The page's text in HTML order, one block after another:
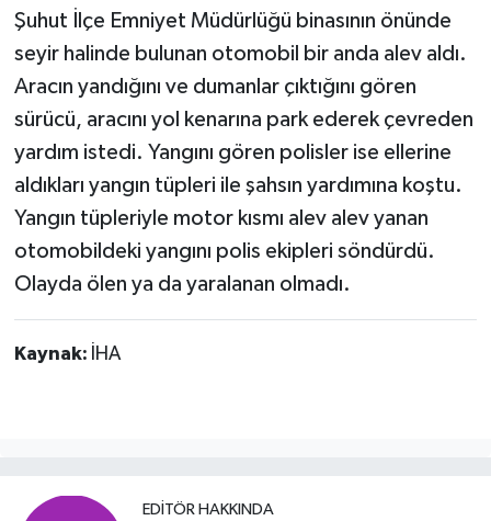
Şuhut İlçe Emniyet Müdürlüğü binasının önünde
seyir halinde bulunan otomobil bir anda alev aldı.
Aracın yandığını ve dumanlar çıktığını gören
sürücü, aracını yol kenarına park ederek çevreden
yardım istedi. Yangını gören polisler ise ellerine
aldıkları yangın tüpleri ile şahsın yardımına koştu.
Yangın tüpleriyle motor kısmı alev alev yanan
otomobildeki yangını polis ekipleri söndürdü.
Olayda ölen ya da yaralanan olmadı.
Kaynak: İHA
EDITÖR HAKKINDA